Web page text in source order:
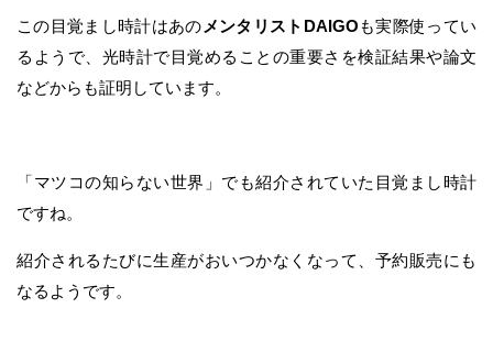
この目覚まし時計はあの メンタリストDAIGOも実際使ってい
るようで、光時計で目覚めることの重要さを検証結果や論文
などからも証明しています。
「マツコの知らない世界」でも紹介されていた目覚まし時計
ですね。
紹介されるたびに生産がおいつかなくなって、予約販売にも
なるようです。